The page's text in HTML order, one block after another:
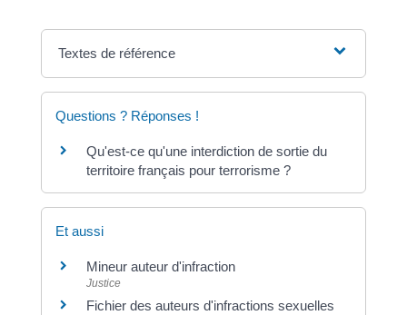
Textes de référence
Questions ? Réponses !
Qu'est-ce qu'une interdiction de sortie du
territoire français pour terrorisme ?
Et aussi
Mineur auteur d'infraction
Justice
Fichier des auteurs d'infractions sexuelles